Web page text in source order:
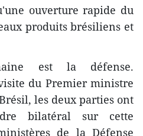
ouverture rapide du
produits brésiliens et
est la défense.
du Premier ministre
les deux parties ont
bilatéral sur cette
de la Défense